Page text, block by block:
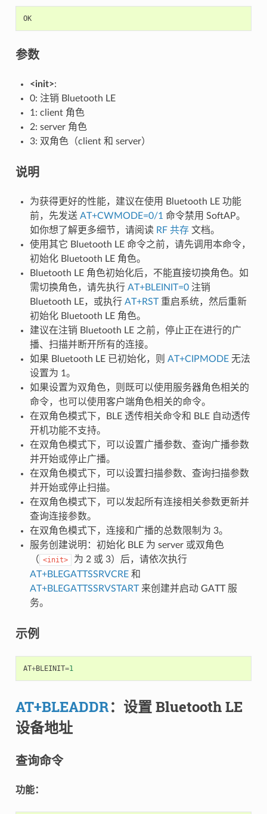
OK
参数
<init>:
0: 注销 Bluetooth LE
1: client 角色
2: server 角色
3: 双角色（client 和 server）
说明
为获得更好的性能，建议在使用 Bluetooth LE 功能
前，先发送 AT+CWMODE=0/1 命令禁用 SoftAP。
如你想了解更多细节，请阅读 RF 共存文档。
使用其它 Bluetooth LE 命令之前，请先调用本命令，
初始化 Bluetooth LE 角色。
Bluetooth LE 角色初始化后，不能直接切换角色。如
需切换角色，请先执行 AT+BLEINIT=0注销
Bluetooth LE，或执行 AT+RST重启系统，然后重新
初始化 Bluetooth LE 角色。
建议在注销 Bluetooth LE 之前，停止正在进行的广
播、扫描并断开所有的连接。
如果 Bluetooth LE 已初始化，则 AT+CIPMODE无法
设置为 1。
如果设置为双角色，则既可以使用服务器角色相关的
命令，也可以使用客户端角色相关的命令。
在双角色模式下，BLE 透传相关命令和 BLE 自动透传
开机功能不支持。
在双角色模式下，可以设置广播参数、查询广播参数
并开始或停止广播。
在双角色模式下，可以设置扫描参数、查询扫描参数
并开始或停止扫描。
在双角色模式下，可以发起所有连接相关参数更新并
查询连接参数。
在双角色模式下，连接和广播的总数限制为 3。
服务创建说明：初始化 BLE 为 server 或双角色
（ <init>
为 2 或 3）后，请依次执行
AT+BLEGATTSSRVCRE和
AT+BLEGATTSSRVSTART来创建并启动 GATT 服
务。
示例
AT+BLEINIT=1
AT+BLEADDR：设置 Bluetooth LE
设备地址
查询命令
功能：